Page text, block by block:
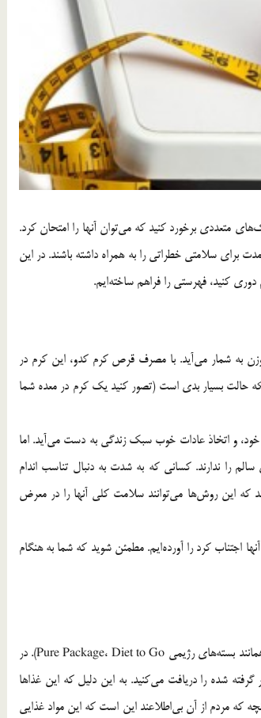
متعددی برخورد کنید که می‌توان آنها را امتحان کرد.
برای سلامتی خطراتی را به همراه داشته باشند. در این
کنید، فهرستی را فراهم ساخته‌ایم.
به شمار می‌آید. با مصرف قرص کرم کدو، این کرم در
حالت بسیار بدی است (تصور کنید یک کرم در معده شما
و اتخاذ عادات خوب سبک زندگی به دست ‌می‌آید. اما
را ندارند. کسانی که به شدت به دنبال تناسب اندام
این روش‌ها می‌توانند سلامت کلی آنها را در معرض
اجتناب کرد را آورده‌ایم. مطمئن شوید که شما به هنگام
این روزها، خوراکی‌های رژیمی بسته‌بندی شده‌ی بسیاری را در بازار مشاهده می‌کنیم (همانند بسته‌های رژیمی Pure Package، Diet to Go). در
شده را دریافت می‌کنید. به این دلیل که این غذاها
که مردم از آن بی‌اطلاعند این است که این مواد غذایی